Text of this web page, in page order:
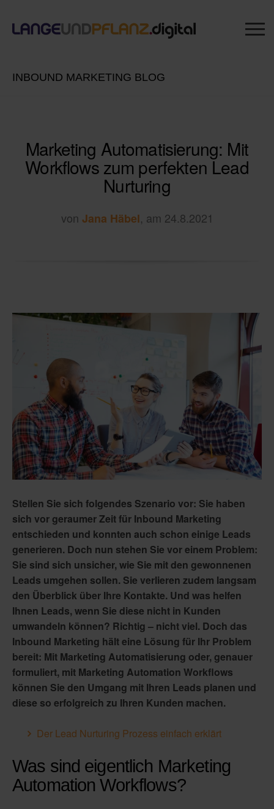
INBOUND MARKETING BLOG
Marketing Automatisierung: Mit
Workflows zum perfekten Lead
Nurturing
von Jana Häbel, am 24.8.2021
Stellen Sie sich folgendes Szenario vor: Sie haben
sich vor geraumer Zeit für Inbound Marketing
entschieden und konnten auch schon einige Leads
generieren. Doch nun stehen Sie vor einem Problem:
Sie sind sich unsicher, wie Sie mit den gewonnenen
Leads umgehen sollen. Sie verlieren zudem langsam
den Überblick über Ihre Kontakte. Und was helfen
Ihnen Leads, wenn Sie diese nicht in Kunden
umwandeln können? Richtig – nicht viel. Doch das
Inbound Marketing hält eine Lösung für Ihr Problem
bereit: Mit Marketing Automatisierung oder, genauer
formuliert, mit Marketing Automation Workflows
können Sie den Umgang mit Ihren Leads planen und
diese so erfolgreich zu Ihren Kunden machen.
Der Lead Nurturing Prozess einfach erklärt
Was sind eigentlich Marketing
Automation Workflows?